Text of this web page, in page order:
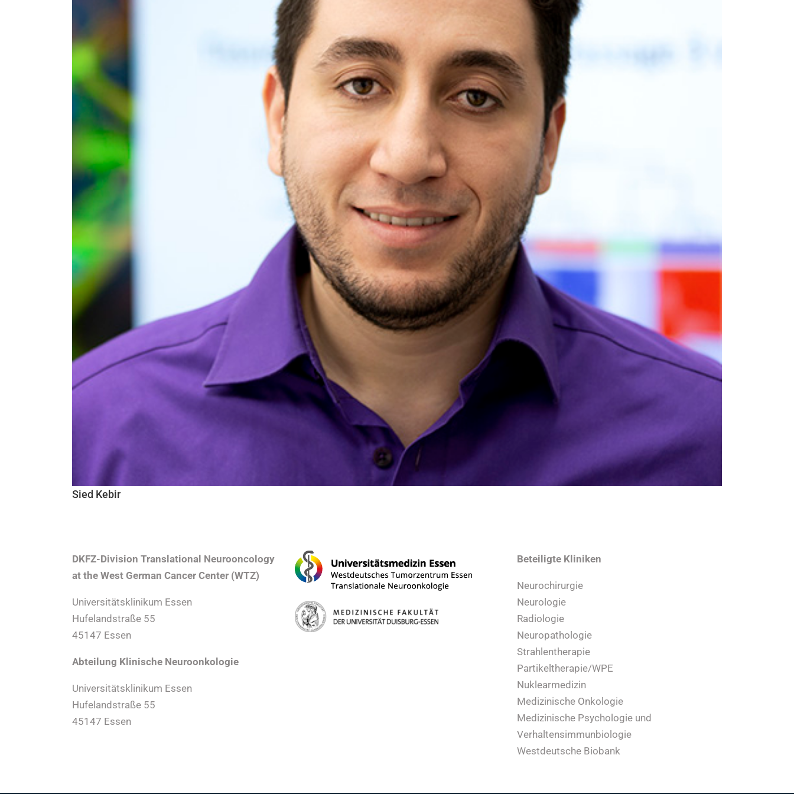
Sied Kebir
DKFZ-Division Translational Neurooncology
at the West German Cancer Center (WTZ)
Universitätsklinikum Essen
Hufelandstraße 55
45147 Essen
Abteilung Klinische Neuroonkologie
Universitätsklinikum Essen
Hufelandstraße 55
45147 Essen
Beteiligte Kliniken
Neurochirurgie
Neurologie
Radiologie
Neuropathologie
Strahlentherapie
Partikeltherapie/WPE
Nuklearmedizin
Medizinische Onkologie
Medizinische Psychologie und
Verhaltensimmunbiologie
Westdeutsche Biobank